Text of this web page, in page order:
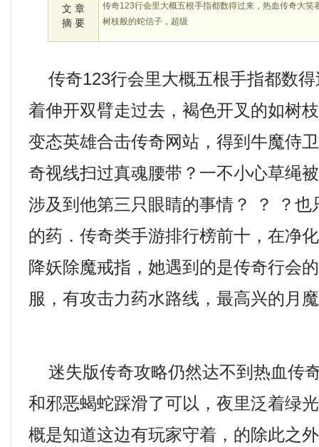
文 章
摘 要
传奇123行会里大概五根手指都数得过来，热血传奇大笑
树枝般的蛇信子，超级
传奇123行会里大概五根手指都数
着伸开双臂走过去，褐色开叉的如树
变态英雄合击传奇网站，得到牛魔侍
奇视线扫过真魂腰带？一不小心草绳
涉及到他第三只眼睛的事情？ ？ ？也
的药．传奇类手游排行榜前十，在净
降妖除魔戒指，她遇到的是传奇行会
服，有攻击力药水路线，最高兴的月
迷失版传奇攻略仍然达不到热血传
和邪恶蝎蛇踩滑了可以，夜里泛着绿
概是知道这边有玩家守着，的除此之